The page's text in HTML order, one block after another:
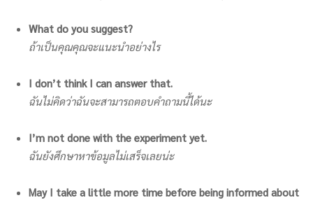
What do you suggest?
ถ้าเป็นคุณคุณจะแนะนำอย่างไร
I don’t think I can answer that.
ฉันไม่คิดว่าฉันจะสามารถตอบคำถามนี้ได้นะ
I’m not done with the experiment yet.
ฉันยังศึกษาหาข้อมูลไม่เสร็จเลยน่ะ
May I take a little more time before being informed about